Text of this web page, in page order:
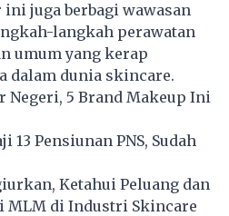
juga berbagi wawasan
langkah perawatan
umum yang kerap
dalam dunia skincare.
Negeri, 5 Brand Makeup Ini
13 Pensiunan PNS, Sudah
Ketahui Peluang dan
MLM di Industri Skincare